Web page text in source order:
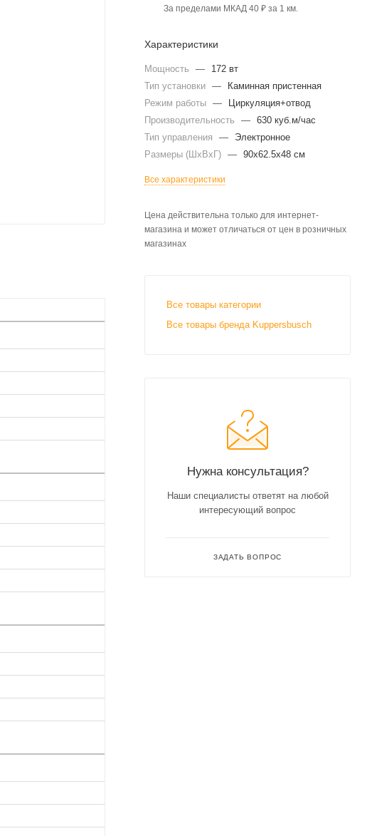
За пределами МКАД 40 ₽ за 1 км.
Характеристики
Мощность —
172 вт
Тип установки —
Каминная пристенная
Режим работы —
Циркуляция+отвод
Производительность
— 630 куб.м/час
Тип управления
—
Электронное
Размеры (ШхВхГ) — 90x62.5x48 см
Все характеристики
Цена действительна только для интернет-
магазина и может отличаться от цен в розничных
магазинах
Все товары категории
Все товары бренда Kuppersbusch
Нужна консультация?
Наши специалисты ответят на любой
интересующий вопрос
ЗАДАТЬ ВОПРОС